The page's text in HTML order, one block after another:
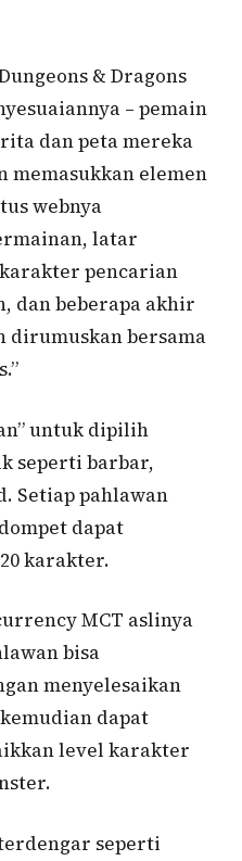
& Dragons
– pemain
dan peta mereka
memasukkan elemen
webnya
latar
pencarian
dan beberapa akhir
dirumuskan bersama
untuk dipilih
seperti barbar,
Setiap pahlawan
dapat
karakter.
MCT aslinya
bisa
menyelesaikan
dapat
level karakter
seperti